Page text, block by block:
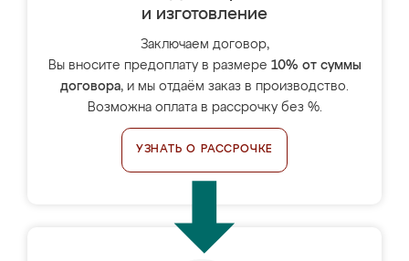
и изготовление
Заключаем договор,
Вы вносите предоплату в размере 10% от суммы
договора, и мы отдаём заказ в производство.
Возможна оплата в рассрочку без %.
УЗНАТЬ О РАССРОЧКЕ